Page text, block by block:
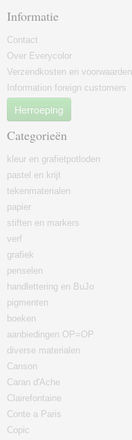
Informatie
Contact
Over Everycolor
Verzendkosten en voorwaarden
Information foreign customers
Herroeping
Categorieën
kleur en grafietpotloden
pastel en krijt
tekenmaterialen
papier
stiften en markers
verf
grafiek
penselen
handlettering en BuJo
pigmenten
boeken
aanbiedingen OP=OP
diverse materialen
Canson
Caran d'Ache
Clairefontaine
Conte a Paris
Copic